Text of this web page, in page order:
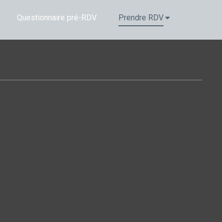
Questionnaire pré-RDV Prendre RDV